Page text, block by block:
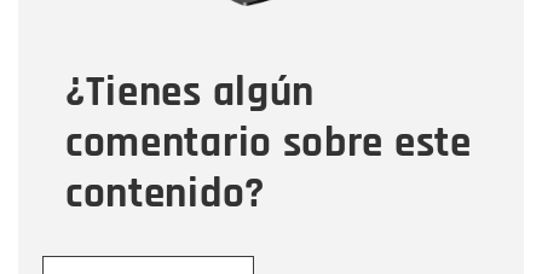
¿Tienes algún
comentario sobre este
contenido?
Mensaje